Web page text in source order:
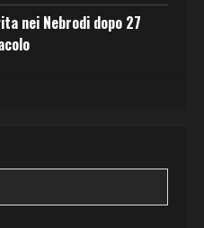
nei Nebrodi dopo 27